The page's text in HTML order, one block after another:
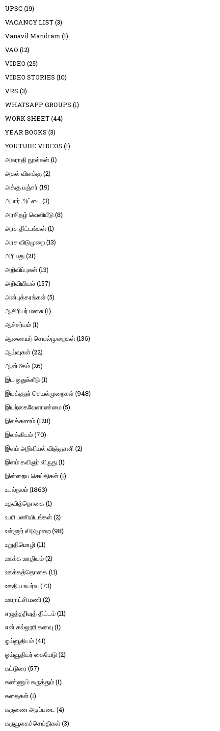
UPSC (19)
VACANCY LIST(3)
Vanavil Mandram (1)
VAO (12)
VIDEO (25)
VIDEO STORIES (10)
VRS (3)
WHATSAPP GROUPS (1)
WORK SHEET(44)
YEAR BOOKS (3)
YOUTUBE VIDEOS (1)
அகராதி நூல்கள்(1)
அகல் விளக்கு(2)
அக்கு பஞ்சர் (19)
அபார் அட்டை (3)
அரசிதழ் வெளியீடு(8)
அரசு திட்டங்கள்(1)
அரசு விடுமுறை(13)
அரியது(21)
அறிவிப்புகள்(13)
அறிவியியல் (157)
அன்புக்கரங்கள்(5)
ஆசிரியர் மனசு(1)
ஆச்சர்யம்(1)
ஆணையர் செயல்முறைகள்(136)
ஆய்வுகள்(22)
ஆன்மீகம்(26)
இட ஒதுக்கீடு(1)
இயக்குநர் செயல்முறைகள்(948)
இயற்கைவேளாண்மை(5)
இலக்கணம்(128)
இலக்கியம்(70)
இளம் அறிவியல் விஞ்ஞானி(2)
இளம் கவிஞர் விருது(1)
இன்றைய செய்திகள்(1)
உடல்நலம்(1863)
உதவித்தொகை(1)
உபரி பணியிடங்கள்(2)
உள்ளூர் விடுமுறை(98)
உறுதிமொழி(11)
ஊக்க ஊதியம்(2)
ஊக்கத்தொகை(11)
ஊதிய உயர்வு (73)
ஊராட்சி மணி(2)
எழுத்தறிவுத் திட்டம்(11)
என் கல்லூரி கனவு (1)
ஓய்வூதியம்(41)
ஓய்வூதியர் கையேடு(2)
கட்டுரை (57)
கண்ணும் கருத்தும்(1)
கதைகள்(1)
கருணை அடிப்படை (4)
கருவூலகச்செய்திகள்(3)